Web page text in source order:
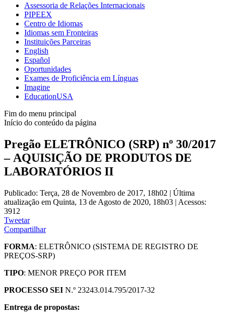
Assessoria de Relações Internacionais
PIPEEX
Centro de Idiomas
Idiomas sem Fronteiras
Instituições Parceiras
English
Español
Oportunidades
Exames de Proficiência em Línguas
Imagine
EducationUSA
Fim do menu principal
Início do conteúdo da página
Pregão ELETRÔNICO (SRP) nº 30/2017
– AQUISIÇÃO DE PRODUTOS DE
LABORATÓRIOS II
Publicado: Terça, 28 de Novembro de 2017, 18h02 | Última
atualização em Quinta, 13 de Agosto de 2020, 18h03 | Acessos:
3912
Tweetar
Compartilhar
FORMA: ELETRÔNICO (SISTEMA DE REGISTRO DE
PREÇOS-SRP)
TIPO: MENOR PREÇO POR ITEM
PROCESSO SEI N.º 23243.014.795/2017-32
Entrega de propostas: